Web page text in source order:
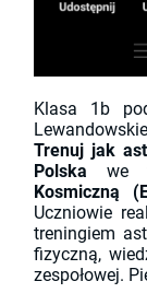
Klasa 1b
Trenuj jak
Polska
we
Kosmiczną
Uczniowie
treningiem
fizyczną,
zespołowej.